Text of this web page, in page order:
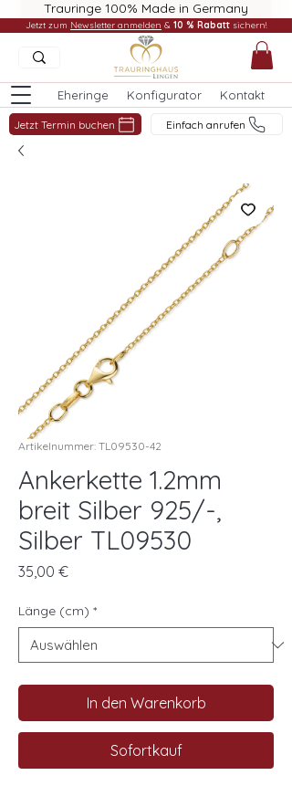
Trauringe 100% Made in Germany
Eheringe Konfigurator Kontakt
Jetzt Termin buchen Einfach anrufen
Jetzt zum Newsletter anmelden & 10 % Rabatt sichern!
Artikelnummer: TL09530-42
Ankerkette 1.2mm
breit Silber 925/-,
Silber TL09530
35,00 €Preis
Länge (cm) *
In den Warenkorb
Sofortkauf